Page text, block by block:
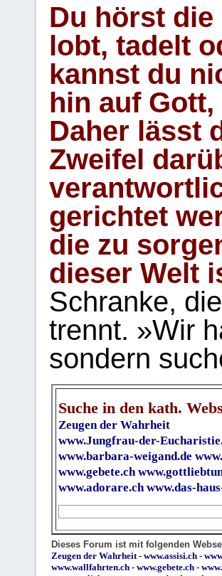
Du hörst
lobt, tadelt
kannst du
hin auf
Daher lässt
Zweifel
gerichtet
die zu
dieser Welt
Schranke,
trennt. »Wir
sondern
Suche in den kath.
Zeugen der Wahrheit
www.Jungfrau-der-
www.barbara-weigand.de
www.gebete.ch
www.adorare.ch www.das-
Dieses Forum ist mit folgenden
Zeugen der Wahrheit - www.assisi.ch -
www.wallfahrten.ch - www.gebete.ch -